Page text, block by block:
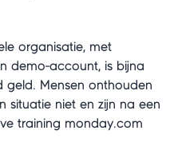
organisatie, met
demo-account, is bijna
Mensen onthouden
situatie niet en zijn na een
training monday.com